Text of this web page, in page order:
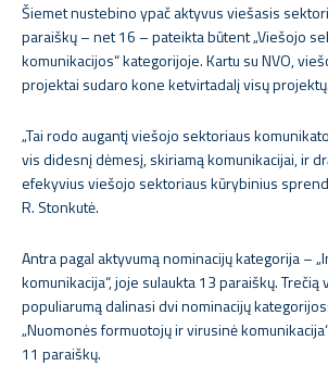
Šiemet nustebino ypač aktyvus viešasis
paraiškų – net 16 – pateikta būtent „Viešojo
komunikacijos“ kategorijoje. Kartu su NVO,
projektai sudaro kone ketvirtadalį visų projektų.
„Tai rodo augantį viešojo sektoriaus
vis didesnį dėmesį, skiriamą komunikacijai, ir
efekyvius viešojo sektoriaus kūrybinius
R. Stonkutė.
Antra pagal aktyvumą nominacijų kategorija –
komunikacija“, joje sulaukta 13 paraiškų. Trečią
populiarumą dalinasi dvi nominacijų
„Nuomonės formuotojų ir virusinė
11 paraiškų.